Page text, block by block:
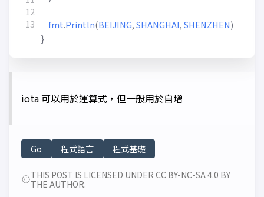
fmt.Println(BEIJING, SHANGHAI, SHENZHEN)
}
iota 可以用於運算式，但一般用於自增
Go 程式語言 程式基礎
THIS POST IS LICENSED UNDER CC BY-NC-SA 4.0 BY
THE AUTHOR.